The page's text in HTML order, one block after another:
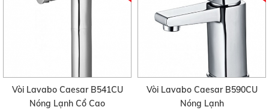
Vòi Lavabo Caesar B541CU
Nóng Lạnh Cổ Cao
Vòi Lavabo Caesar B590CU
Nóng Lạnh